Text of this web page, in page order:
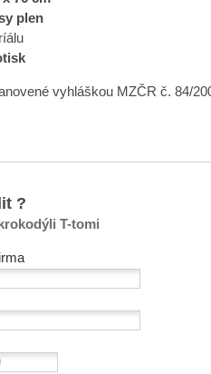
plen
vyhláškou MZČR č. 84/
?
T-tomi